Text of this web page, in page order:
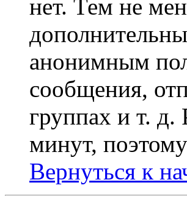
нет. Тем не
анонимным
сообщения,
группах и т. д.
минут,
Вернуться к